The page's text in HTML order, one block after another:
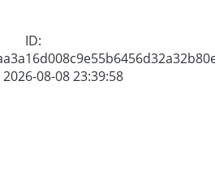
ID:
08-08 23:39:58